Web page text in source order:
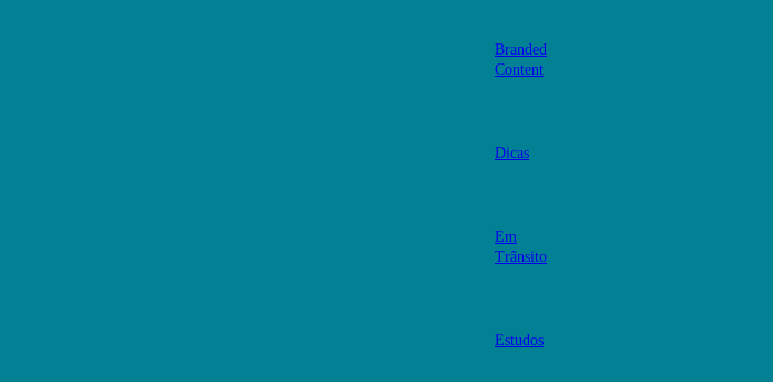
Branded
Content
Dicas
Em
Trânsito
Estudos